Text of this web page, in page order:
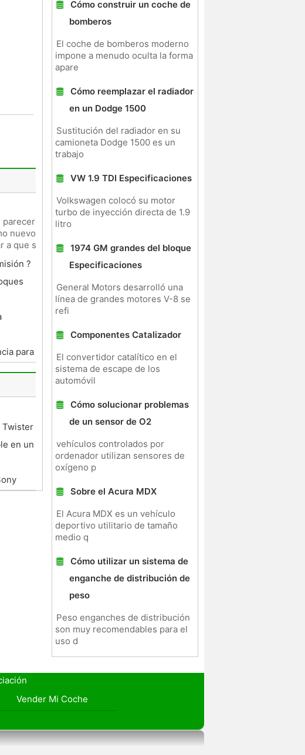
parecer
nuevo.
que se
?
para
Twister
en un
Cómo construir un coche de
bomberos
El coche de bomberos moderno
impone a menudo oculta la forma
apare
Cómo reemplazar el radiador
en un Dodge 1500
Sustitución del radiador en su
camioneta Dodge 1500 es un
trabajo
VW 1.9 TDI Especificaciones
Volkswagen colocó su motor
turbo de inyección directa de 1.9
litro
1974 GM grandes del bloque
Especificaciones
General Motors desarrolló una
línea de grandes motores V-8 se
refi
Componentes Catalizador
El convertidor catalítico en el
sistema de escape de los
automóvil
Cómo solucionar problemas
de un sensor de O2
vehículos controlados por
ordenador utilizan sensores de
oxígeno p
Sobre el Acura MDX
El Acura MDX es un vehículo
deportivo utilitario de tamaño
medio q
Cómo utilizar un sistema de
enganche de distribución de
peso
Peso enganches de distribución
son muy recomendables para el
uso d
Vender Mi Coche